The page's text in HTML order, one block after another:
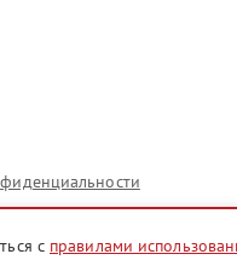
предоставляют услуги по
с правилами